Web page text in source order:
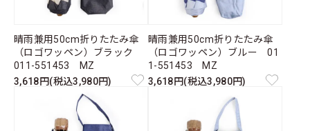
晴雨兼用50cm折りたたみ傘
（ロゴワッペン）ブラック
011-551453 MZ
3,618円(税込3,980円)
晴雨兼用50cm折りたたみ傘
（ロゴワッペン）ブルー 01
1-551453 MZ
3,618円(税込3,980円)